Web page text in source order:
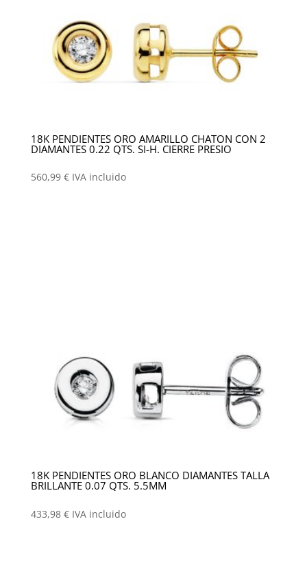
18K PENDIENTES ORO AMARILLO CHATON CON 2
DIAMANTES 0.22 QTS. SI-H. CIERRE PRESIO
560,99 € IVA incluido
18K PENDIENTES ORO BLANCO DIAMANTES TALLA
BRILLANTE 0.07 QTS. 5.5MM
433,98 € IVA incluido